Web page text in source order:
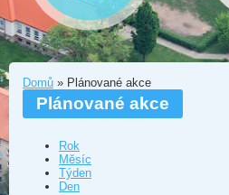
Domů » Plánované akce
Plánované akce
Rok
Měsíc
Týden
Den